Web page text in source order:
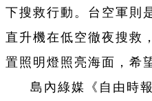
下搜救行動。台空軍則
直升機在低空徹夜搜救
置照明燈照亮海面，希
島內綠媒《自由時